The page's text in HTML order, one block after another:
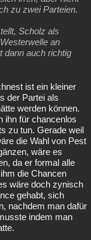
zu zwei Parteien.
Scholz als
an
dann auch richtig
ist ein kleiner
der Partei als
werden können.
ihn für chancenlos
zu tun. Gerade weil
die Wahl von Pest
wäre es
da er formal alle
die Chancen
wäre doch zynisch
gehabt, sich
nachdem man dafür
indem man